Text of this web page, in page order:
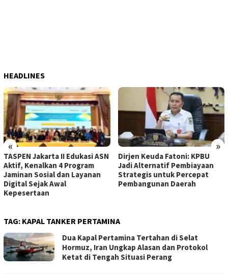
HEADLINES
« »
TASPEN Jakarta II Edukasi ASN
Aktif, Kenalkan 4 Program
Jaminan Sosial dan Layanan
Digital Sejak Awal
Kepesertaan
Dirjen Keuda Fatoni: KPBU
Jadi Alternatif Pembiayaan
Strategis untuk Percepat
Pembangunan Daerah
TAG: KAPAL TANKER PERTAMINA
Dua Kapal Pertamina Tertahan di Selat
Hormuz, Iran Ungkap Alasan dan Protokol
Ketat di Tengah Situasi Perang